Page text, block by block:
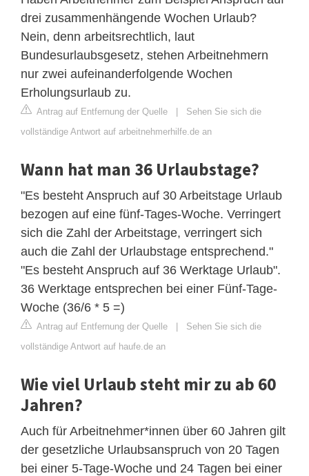
drei zusammenhängende Wochen Urlaub?
Nein, denn arbeitsrechtlich, laut
Bundesurlaubsgesetz, stehen Arbeitnehmern
nur zwei aufeinanderfolgende Wochen
Erholungsurlaub zu.
Antrag auf Entfernung der Quelle | Sehen Sie sich die
vollständige Antwort auf arbeitnehmerhilfe.de an
Wann hat man 36 Urlaubstage?
"Es besteht Anspruch auf 30 Arbeitstage Urlaub
bezogen auf eine fünf-Tages-Woche. Verringert
sich die Zahl der Arbeitstage, verringert sich
auch die Zahl der Urlaubstage entsprechend."
"Es besteht Anspruch auf 36 Werktage Urlaub".
36 Werktage entsprechen bei einer Fünf-Tage-
Woche (36/6 * 5 =)
Antrag auf Entfernung der Quelle | Sehen Sie sich die
vollständige Antwort auf haufe.de an
Wie viel Urlaub steht mir zu ab 60
Jahren?
Auch für Arbeitnehmer*innen über 60 Jahren gilt
der gesetzliche Urlaubsanspruch von 20 Tagen
bei einer 5-Tage-Woche und 24 Tagen bei einer